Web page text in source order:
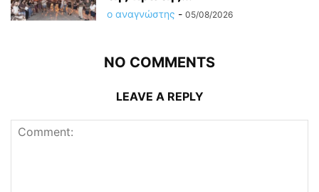
ο αναγνώστης - 05/08/2026
NO COMMENTS
LEAVE A REPLY